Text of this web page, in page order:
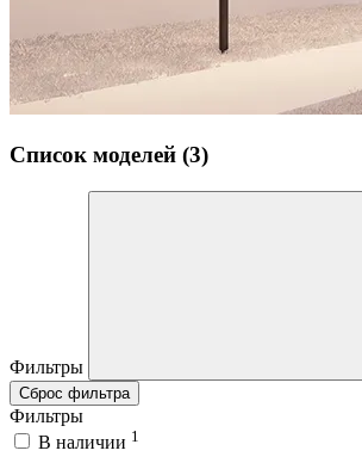
Список моделей (3)
Фильтры
Сброс фильтра
Фильтры
В наличии 1